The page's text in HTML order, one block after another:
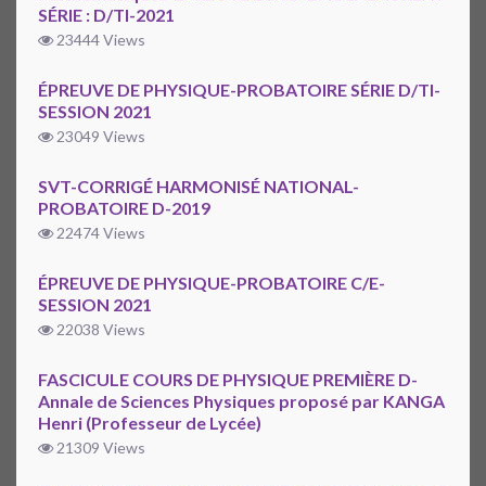
SÉRIE : D/TI-2021
23444 Views
ÉPREUVE DE PHYSIQUE-PROBATOIRE SÉRIE D/TI-
SESSION 2021
23049 Views
SVT-CORRIGÉ HARMONISÉ NATIONAL-
PROBATOIRE D-2019
22474 Views
ÉPREUVE DE PHYSIQUE-PROBATOIRE C/E-
SESSION 2021
22038 Views
FASCICULE COURS DE PHYSIQUE PREMIÈRE D-
Annale de Sciences Physiques proposé par KANGA
Henri (Professeur de Lycée)
21309 Views